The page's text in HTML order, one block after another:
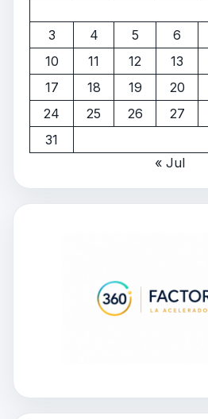
3
4 5 6
10
11 12 13
17
18 19 20
24
25 26 27
31
« Jul